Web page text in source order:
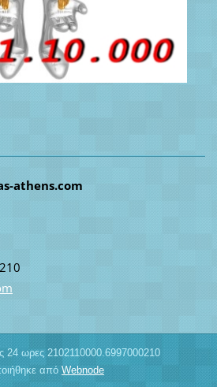
athens.com
24 ωρες 2102110000.6997000210
από Webnode